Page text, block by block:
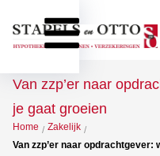
Van zzp’er naar
je gaat groeien
Home / Zakelijk /
Van zzp’er naar